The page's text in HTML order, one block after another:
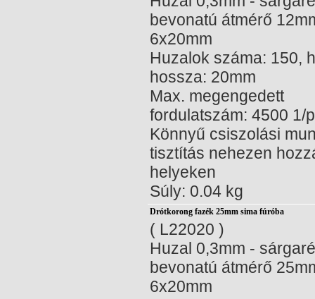
bevonatú átmérő
6x20mm
Huzalok száma: 150,
hossza: 20mm
Max. megengedett
fordulatszám: 4500 1/
Könnyű csiszolási
tisztítás nehezen
helyeken
Súly: 0.04 kg
Drótkorong fazék 25mm sima fúróba
( L22020 )
Huzal 0,3mm -
bevonatú átmérő
6x20mm